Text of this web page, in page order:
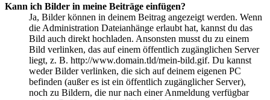
Kann ich Bilder in meine Beiträge einfügen?
Ja, Bilder können in deinem Beitrag angezeigt werden. Wenn
die Administration Dateianhänge erlaubt hat, kannst du das
Bild auch direkt hochladen. Ansonsten musst du zu einem
Bild verlinken, das auf einem öffentlich zugänglichen Server
liegt, z. B. http://www.domain.tld/mein-bild.gif. Du kannst
weder Bilder verlinken, die sich auf deinem eigenen PC
befinden (außer es ist ein öffentlich zugänglicher Server),
noch zu Bildern, die nur nach einer Anmeldung verfügbar